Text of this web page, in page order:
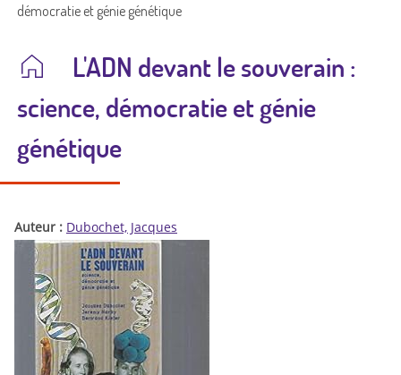
démocratie et génie génétique
L'ADN devant le souverain :
science, démocratie et génie
génétique
Auteur : Dubochet, Jacques